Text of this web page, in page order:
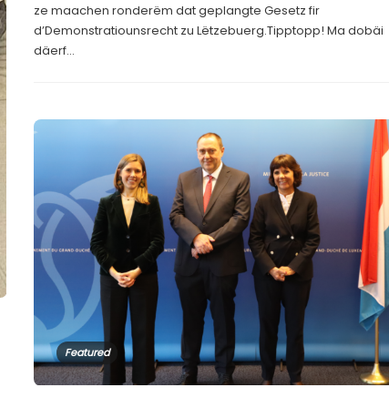
ze maachen ronderëm dat geplangte Gesetz fir
d’Demonstratiounsrecht zu Lëtzebuerg.Tipptopp! Ma dobäi
däerf...
Featured